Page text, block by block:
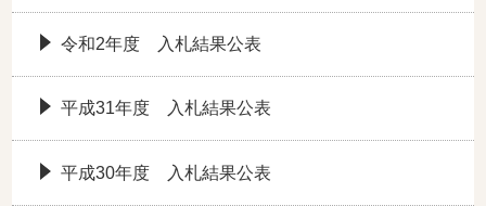
令和2年度 入札結果公表
平成31年度 入札結果公表
平成30年度 入札結果公表